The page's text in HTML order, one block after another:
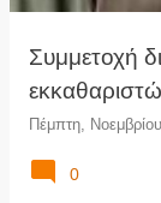
Συμμετοχή
Πέμπτη,
0